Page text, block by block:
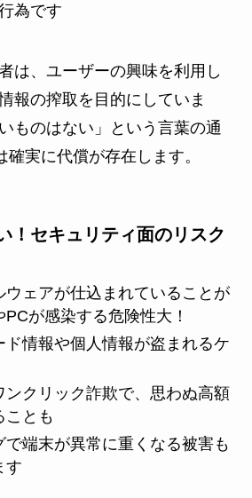
為です
は、ユーザーの興味を利用し
報の搾取を目的にしていま
ものはない」という言葉の通
確実に代償が存在します。
！セキュリティ面のリスク
ウェアが仕込まれていることが
が感染する危険性大！
ド情報や個人情報が盗まれるケ
ンクリック詐欺で、思わぬ高額
ことも
で端末が異常に重くなる被害も
す